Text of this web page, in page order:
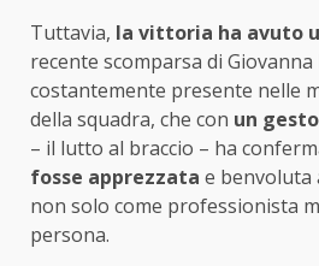
Tuttavia, la vittoria ha avuto
recente scomparsa di Giovanna
costantemente presente nelle
della squadra, che con un
– il lutto al braccio – ha
fosse apprezzata e benvoluta
non solo come professionista
persona.